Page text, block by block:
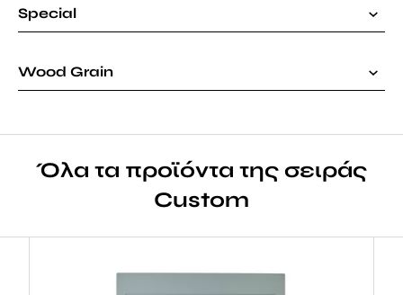
Special
Wood Grain
Όλα τα προϊόντα της σειράς
Custom